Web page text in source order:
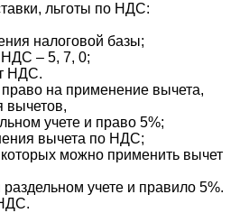
льготы по НДС:
налоговой базы;
НДС – 5, 7, 0;
НДС.
на применение вычета,
вычетов,
учете и право 5%;
вычета по НДС;
которых можно применить вычет
учете и правило 5%.